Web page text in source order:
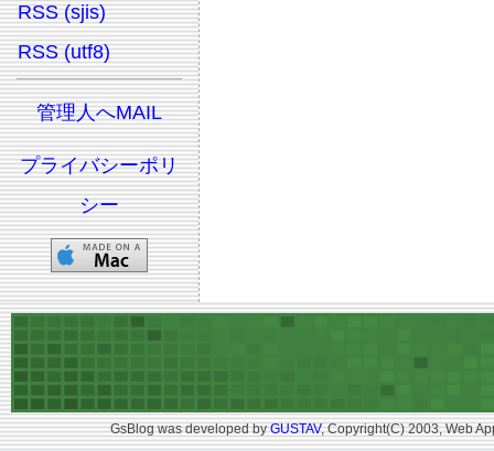
RSS (sjis)
RSS (utf8)
管理人へMAIL
プライバシーポリ
シー
GsBlog was developed byGUSTAV, Copyright(C) 2003, Web